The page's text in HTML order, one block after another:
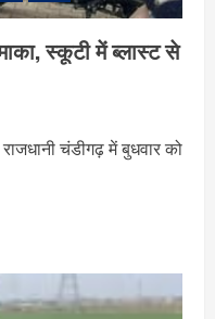
स्कूटी में ब्लास्ट से
चंडीगढ़ में बुधवार को